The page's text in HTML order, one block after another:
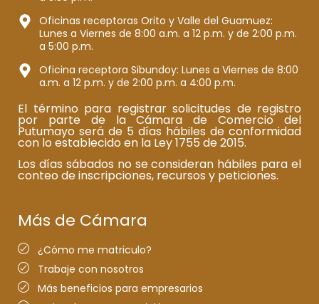
Oficinas receptoras Orito y Valle del Guamuez:
Lunes a Viernes de 8:00 a.m. a 12 p.m. y de 2:00 p.m.
a 5:00 p.m.
Oficina receptora Sibundoy: Lunes a Viernes de 8:00
a.m. a 12 p.m. y de 2:00 p.m. a 4:00 p.m.
El término para registrar solicitudes de registro
por parte de la Cámara de Comercio del
Putumayo será de 5 días hábiles de conformidad
con lo establecido en la Ley 1755 de 2015.
Los días sábados no se consideran hábiles para el
conteo de inscripciones, recursos y peticiones.
Más de Cámara
¿Cómo me matriculo?
Trabaje con nosotros
Más beneficios para empresarios